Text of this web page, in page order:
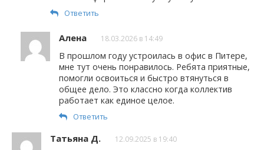
Ответить
Алена 18.03.2026 в 14:49
В прошлом году устроилась в офис в Питере,
мне тут очень понравилось. Ребята приятные,
помогли освоиться и быстро втянуться в
общее дело. Это классно когда коллектив
работает как единое целое.
Ответить
Татьяна Д. 12.09.2025 в 19:40